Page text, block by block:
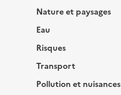
Nature et paysages
Eau
Risques
Transport
Pollution et nuisances